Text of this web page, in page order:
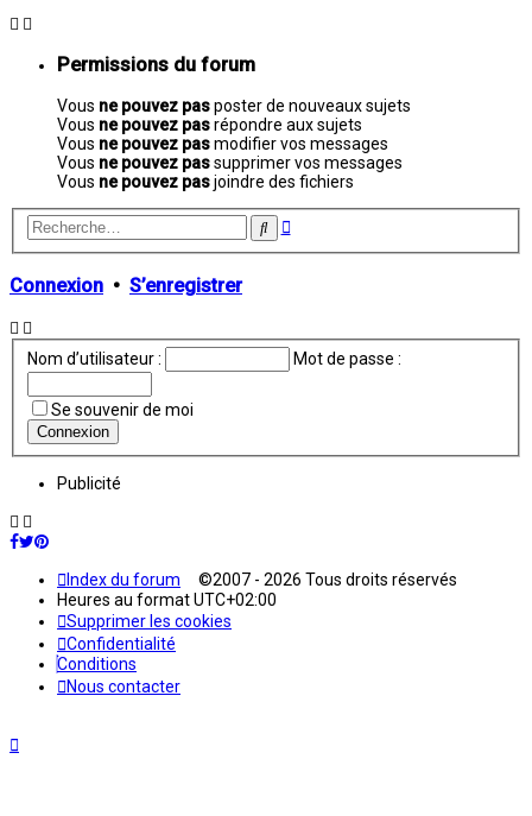
Permissions du forum
Vous ne pouvez pasposter de nouveaux sujets
Vous ne pouvez pasrépondre aux sujets
Vous ne pouvez pasmodifier vos messages
Vous ne pouvez passupprimer vos messages
Vous ne pouvez pasjoindre des fichiers
Rechercher
Recherche
Connexion • S’enregistrer
Nom d’utilisateur : Mot de passe :
Se souvenir de moi
Publicité
Index du forum ©2007 - 2026 Tous droits réservés
Heures au formatUTC+02:00
Supprimer les cookies
Confidentialité
Conditions
Nous contacter